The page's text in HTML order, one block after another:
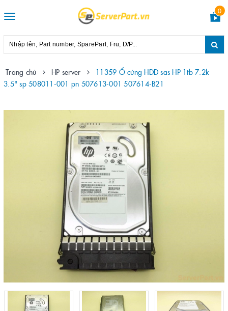
Toggle
0
Trang chủ HP server
11359 Ổ cứng HDD sas HP 1tb 7.2k
3.5" sp 508011-001 pn 507613-001 507614-B21